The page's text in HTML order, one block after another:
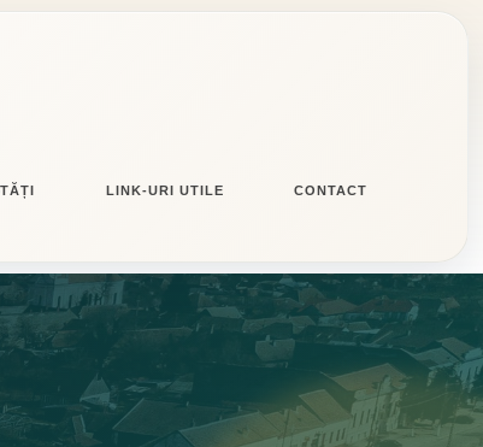
LINK-URI UTILE CONTACT